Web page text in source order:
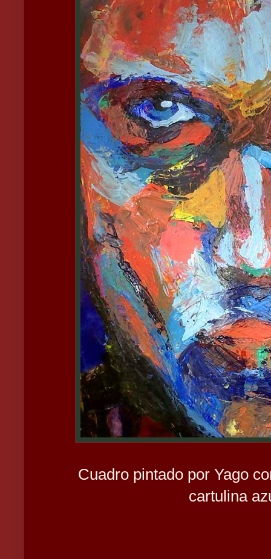
Cuadro pintado por Yago
cartulina